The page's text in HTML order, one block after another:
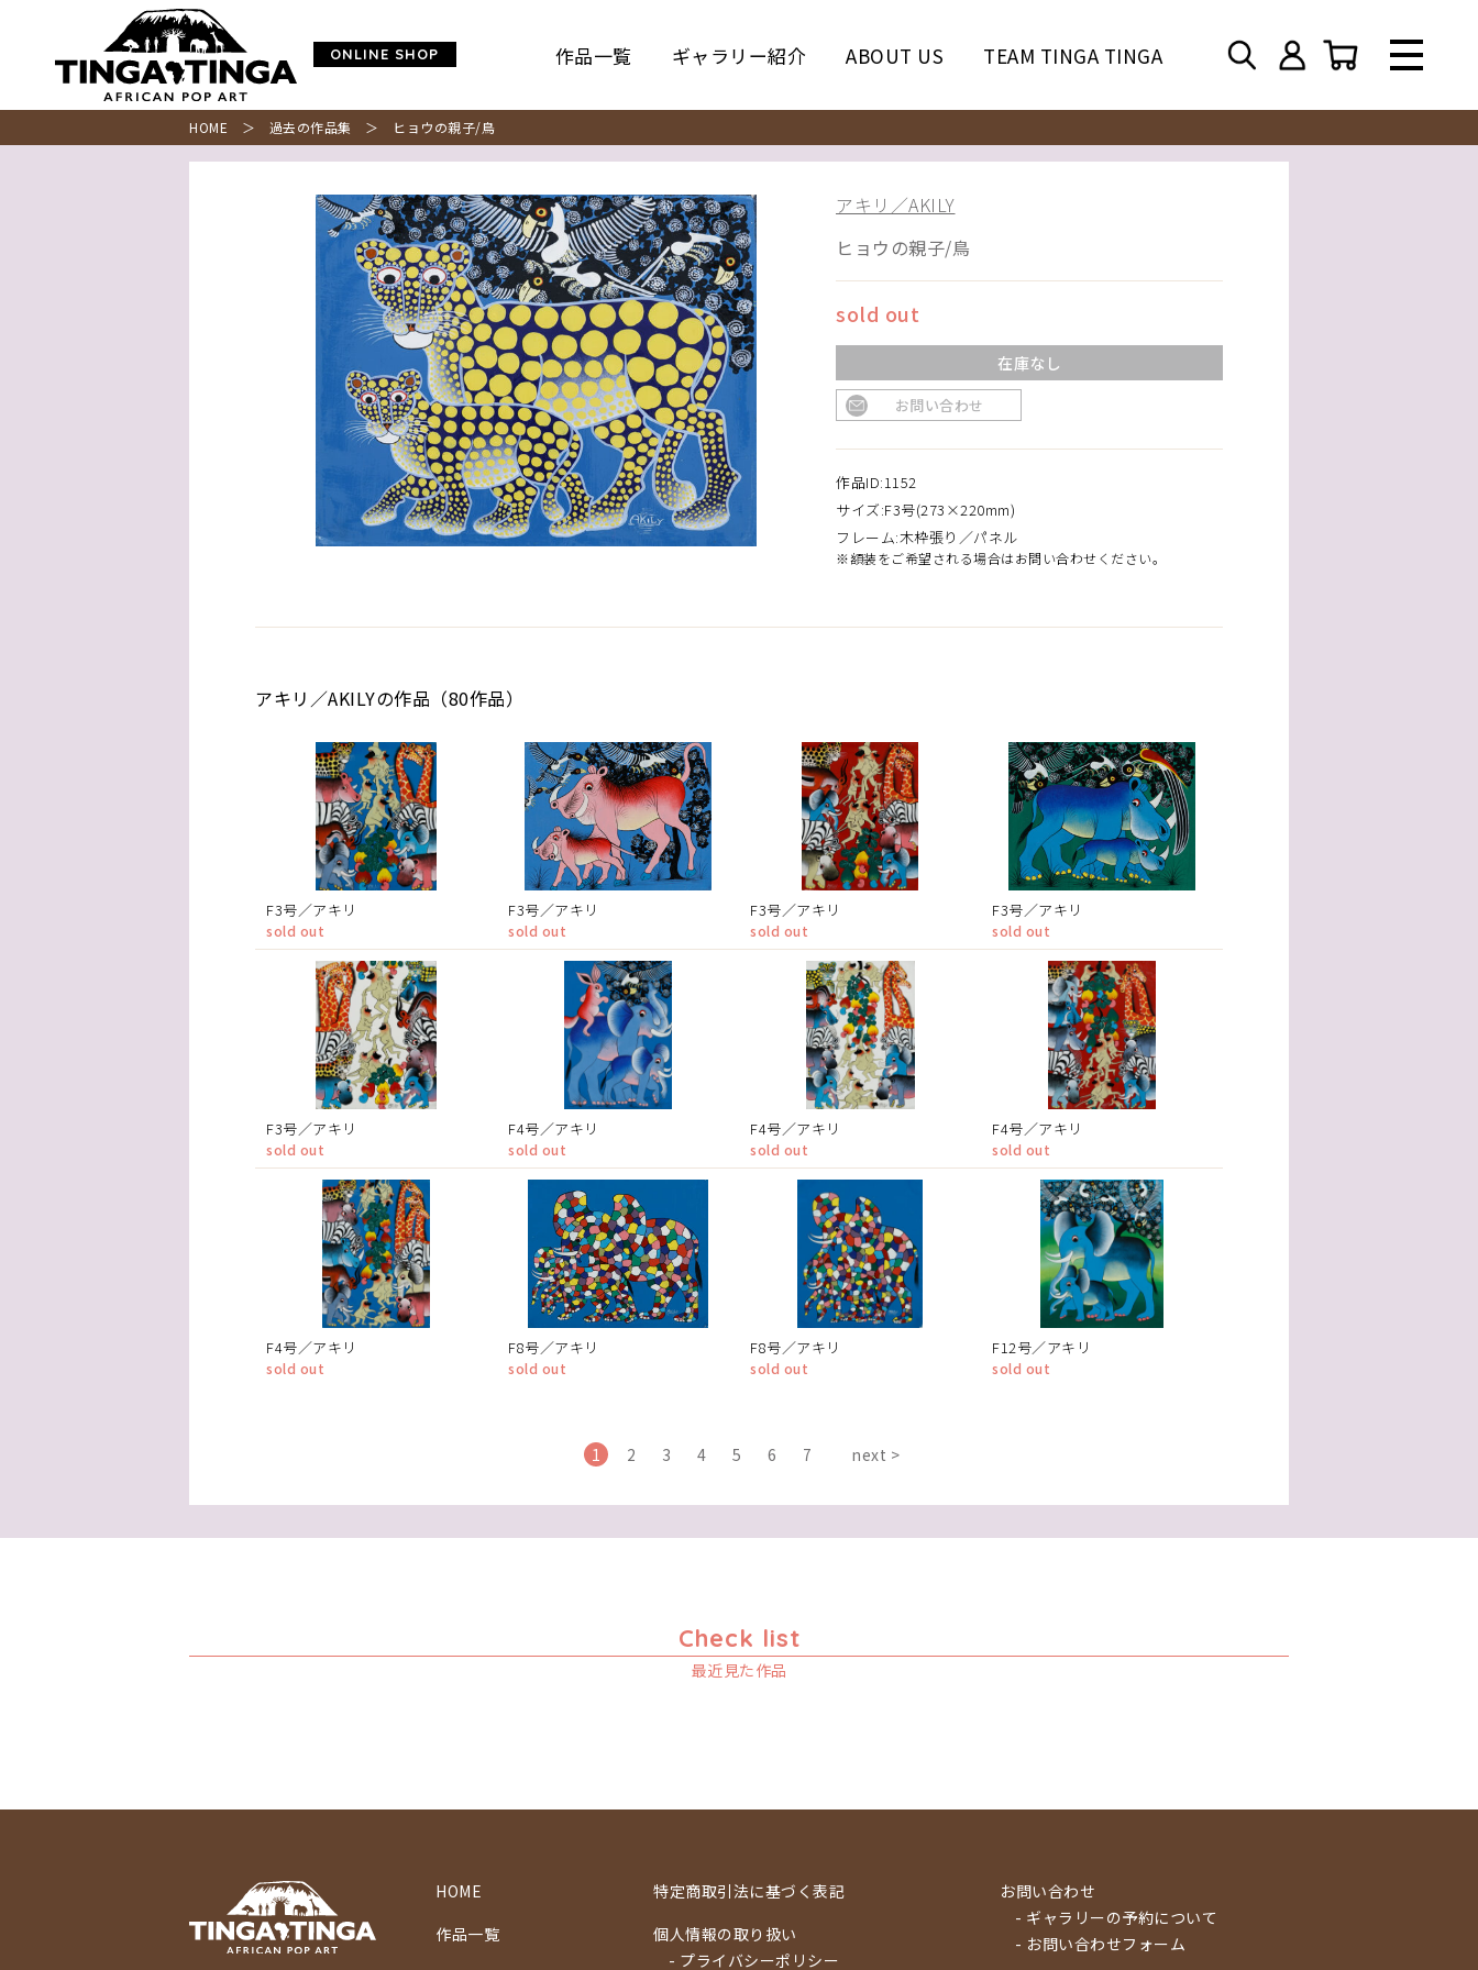
ONLINE SHOP 作品一覧 ギャラリー紹介 ABOUT US TEAM TINGA TINGA
HOME ＞ 過去の作品集 ＞ ヒョウの親子/鳥
アキリ／AKILY
ヒョウの親子/鳥
sold out
在庫なし
お問い合わせ
作品ID:1152
サイズ:F3号(273×220mm)
フレーム:木枠張り／パネル
※額装をご希望される場合はお問い合わせください。
アキリ／AKILYの作品（80作品）
F3号／アキリ
sold out
F3号／アキリ
sold out
F3号／アキリ
sold out
F3号／アキリ
sold out
F3号／アキリ
sold out
F4号／アキリ
sold out
F4号／アキリ
sold out
F4号／アキリ
sold out
F4号／アキリ
sold out
F8号／アキリ
sold out
F8号／アキリ
sold out
F12号／アキリ
sold out
1 2 3 4 5 6 7 next >
Check list
最近見た作品
HOME
作品一覧
特定商取引法に基づく表記
個人情報の取り扱い
- プライバシーポリシー
お問い合わせ
- ギャラリーの予約について
- お問い合わせフォーム